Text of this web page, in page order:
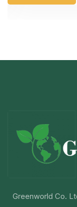
Greenworld Co.